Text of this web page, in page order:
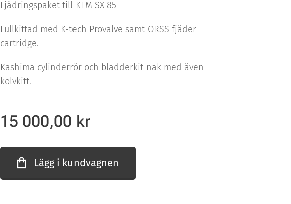
Fjädringspaket till KTM SX 85
Fullkittad med K-tech Provalve samt ORSS fjäder
cartridge.
Kashima cylinderrör och bladderkit nak med även
kolvkitt.
15 000,00 kr
Lägg i kundvagnen